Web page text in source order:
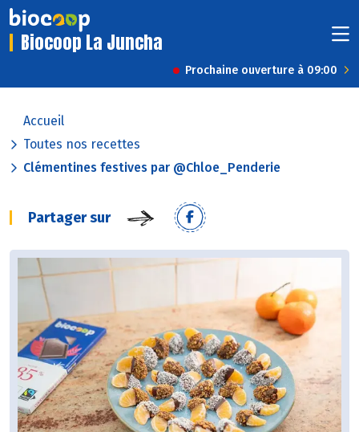
Biocoop La Juncha
Prochaine ouverture à 09:00
Accueil
Toutes nos recettes
Clémentines festives par @Chloe_Penderie
Partager sur